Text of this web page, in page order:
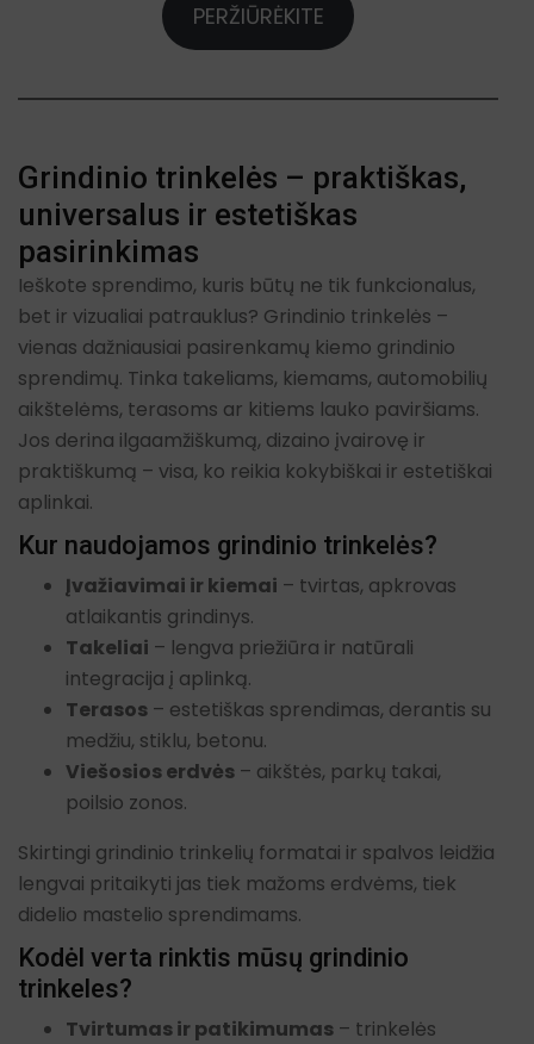
PERŽIŪRĖKITE
Grindinio trinkelės – praktiškas,
universalus ir estetiškas
pasirinkimas
Ieškote sprendimo, kuris būtų ne tik funkcionalus,
bet ir vizualiai patrauklus? Grindinio trinkelės –
vienas dažniausiai pasirenkamų kiemo grindinio
sprendimų. Tinka takeliams, kiemams, automobilių
aikštelėms, terasoms ar kitiems lauko paviršiams.
Jos derina ilgaamžiškumą, dizaino įvairovę ir
praktiškumą – visa, ko reikia kokybiškai ir estetiškai
aplinkai.
Kur naudojamos grindinio trinkelės?
Įvažiavimai ir kiemai – tvirtas, apkrovas
atlaikantis grindinys.
Takeliai – lengva priežiūra ir natūrali
integracija į aplinką.
Terasos – estetiškas sprendimas, derantis su
medžiu, stiklu, betonu.
Viešosios erdvės – aikštės, parkų takai,
poilsio zonos.
Skirtingi grindinio trinkelių formatai ir spalvos leidžia
lengvai pritaikyti jas tiek mažoms erdvėms, tiek
didelio mastelio sprendimams.
Kodėl verta rinktis mūsų grindinio
trinkeles?
Tvirtumas ir patikimumas – trinkelės